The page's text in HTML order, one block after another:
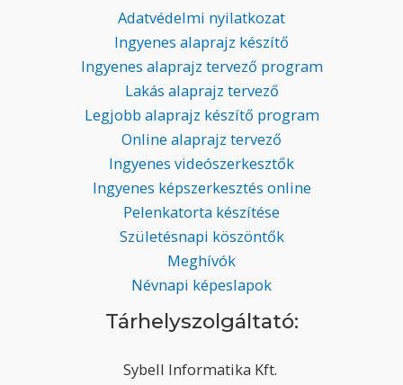
Adatvédelmi nyilatkozat
Ingyenes alaprajz készítő
Ingyenes alaprajz tervező program
Lakás alaprajz tervező
Legjobb alaprajz készítő program
Online alaprajz tervező
Ingyenes videószerkesztők
Ingyenes képszerkesztés online
Pelenkatorta készítése
Születésnapi köszöntők
Meghívók
Névnapi képeslapok
Tárhelyszolgáltató:
Sybell Informatika Kft.